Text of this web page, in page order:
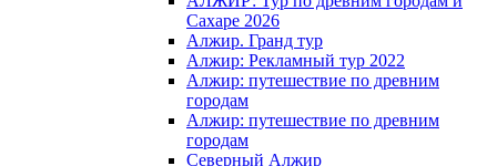
Сахаре 2026
Алжир. Гранд тур
Алжир: Рекламный тур 2022
Алжир: путешествие по древним
городам
Алжир: путешествие по древним
городам
Северный Алжир